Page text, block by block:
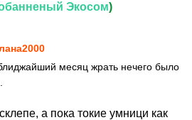
Экосом)
месяц жрать нечего было
а пока токие умници как